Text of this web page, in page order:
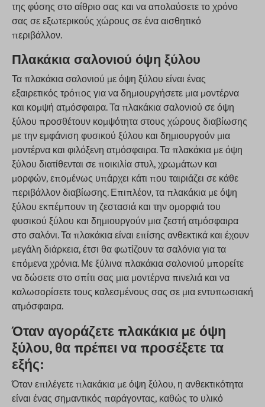
της φύσης στο αίθριο σας και να απολαύσετε το χρόνο
σας σε εξωτερικούς χώρους σε ένα αισθητικό
περιβάλλον.
Πλακάκια σαλονιού όψη ξύλου
Τα πλακάκια σαλονιού με όψη ξύλου είναι ένας
εξαιρετικός τρόπος για να δημιουργήσετε μια μοντέρνα
και κομψή ατμόσφαιρα. Τα πλακάκια σαλονιού σε όψη
ξύλου προσθέτουν κομψότητα στους χώρους διαβίωσης
με την εμφάνιση φυσικού ξύλου και δημιουργούν μια
μοντέρνα και φιλόξενη ατμόσφαιρα. Τα πλακάκια με όψη
ξύλου διατίθενται σε ποικιλία στυλ, χρωμάτων και
μορφών, επομένως υπάρχει κάτι που ταιριάζει σε κάθε
περιβάλλον διαβίωσης. Επιπλέον, τα πλακάκια με όψη
ξύλου εκπέμπουν τη ζεστασιά και την ομορφιά του
φυσικού ξύλου και δημιουργούν μια ζεστή ατμόσφαιρα
στο σαλόνι. Τα πλακάκια είναι επίσης ανθεκτικά και έχουν
μεγάλη διάρκεια, έτσι θα φωτίζουν τα σαλόνια για τα
επόμενα χρόνια. Με ξύλινα πλακάκια σαλονιού μπορείτε
να δώσετε στο σπίτι σας μια μοντέρνα πινελιά και να
καλωσορίσετε τους καλεσμένους σας σε μια εντυπωσιακή
ατμόσφαιρα.
Όταν αγοράζετε πλακάκια με όψη
ξύλου, θα πρέπει να προσέξετε τα
εξής:
Όταν επιλέγετε πλακάκια με όψη ξύλου, η ανθεκτικότητα
είναι ένας σημαντικός παράγοντας, καθώς το υλικό